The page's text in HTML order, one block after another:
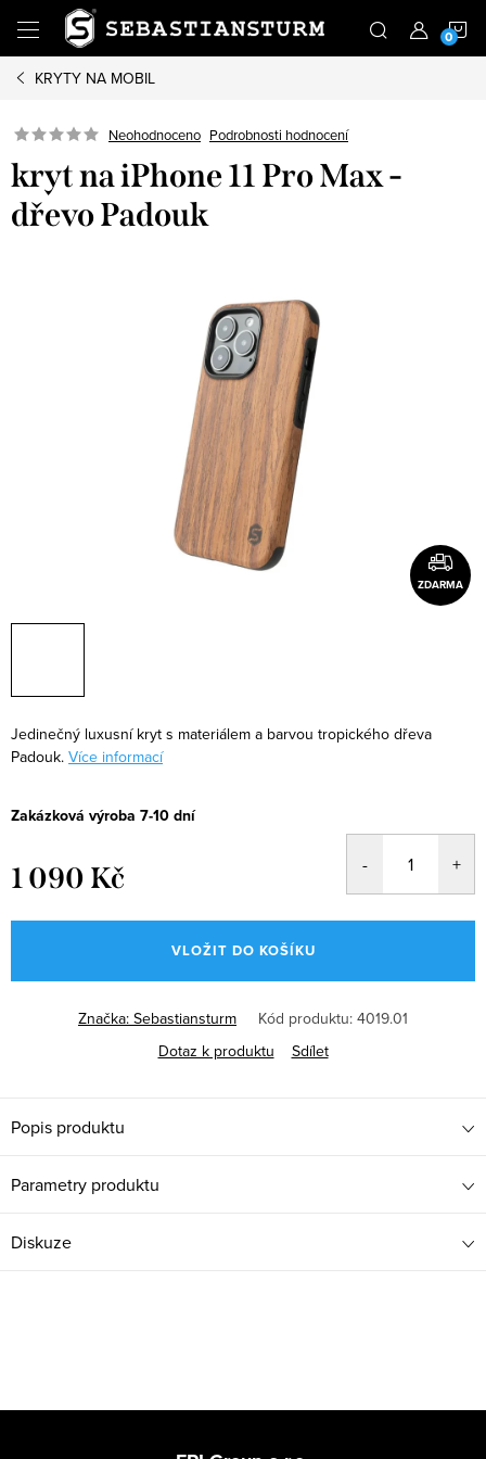
obsah
KRYTY NA MOBIL
Neohodnoceno Podrobnosti hodnocení
kryt na iPhone 11 Pro Max -
dřevo Padouk
ZDARMA
Jedinečný luxusní kryt s materiálem a barvou tropického dřeva
Padouk. Více informací
Zakázková výroba 7-10 dní
1 090 Kč
cena:
VLOŽIT DO KOŠÍKU
Značka: Sebastiansturm Kód produktu: 4019.01
Dotaz k produktu
Sdílet
Popis produktu
Parametry produktu
Diskuze